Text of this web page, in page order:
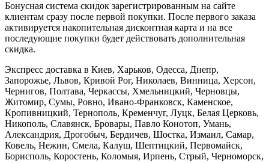
Бонусная система скидок зарегистрированным на сайте
клиентам сразу после первой покупки. После первого заказа
активируется накопительная дисконтная карта и на все
последующие покупки будет действовать дополнительная
скидка.
Экспресс доставка в Киев, Харьков, Одесса, Днепр,
Запорожье, Львов, Кривой Рог, Николаев, Винница, Херсон,
Чернигов, Полтава, Черкассы, Хмельницкий, Черновцы,
Житомир, Сумы, Ровно, Ивано-Франковск, Каменское,
Кропивницкий, Тернополь, Кременчуг, Луцк, Белая Церковь,
Никополь, Славянск, Бровары, Павло Конотоп, Умань,
Александрия, Дрогобыч, Бердичев, Шостка, Измаил, Самар,
Ковель, Нежин, Смела, Калуш, Шептицкий, Первомайск,
Борисполь, Коростень, Коломыя, Ирпень, Стрый, Черноморск,